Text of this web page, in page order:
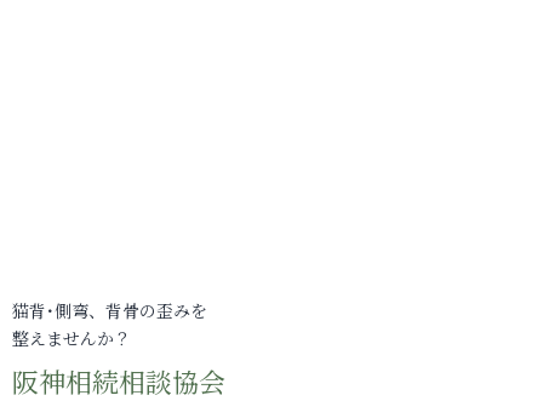
猫背･側弯、背骨の歪みを
整えませんか？
阪神相続相談協会